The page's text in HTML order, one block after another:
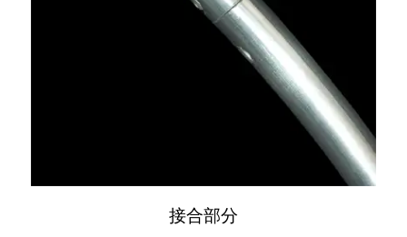
接合部分